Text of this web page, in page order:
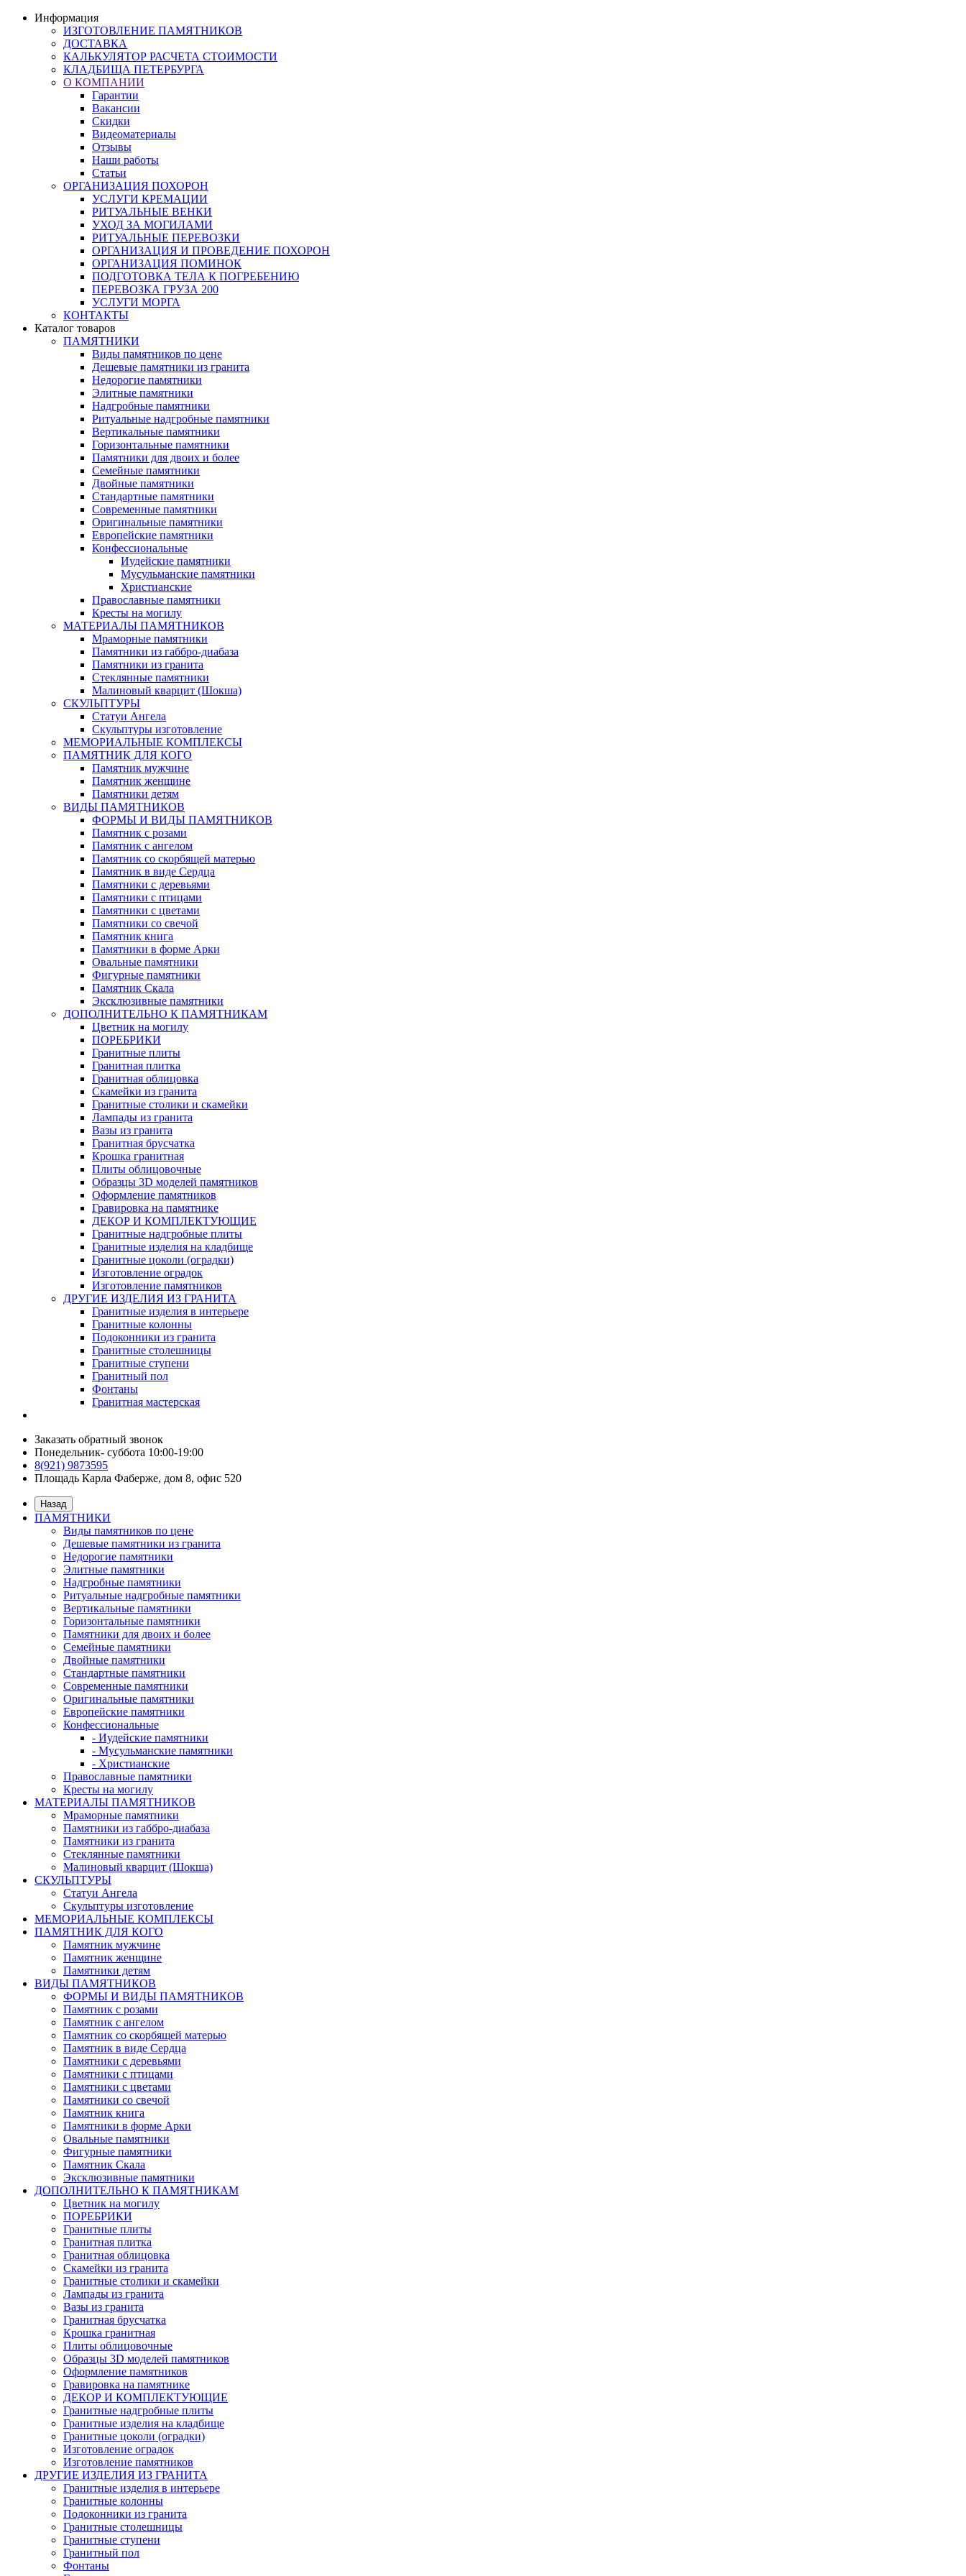
Информация
ИЗГОТОВЛЕНИЕ ПАМЯТНИКОВ
ДОСТАВКА
КАЛЬКУЛЯТОР РАСЧЕТА СТОИМОСТИ
КЛАДБИЩА ПЕТЕРБУРГА
О КОМПАНИИ
Гарантии
Вакансии
Скидки
Видеоматериалы
Отзывы
Наши работы
Статьи
ОРГАНИЗАЦИЯ ПОХОРОН
УСЛУГИ КРЕМАЦИИ
РИТУАЛЬНЫЕ ВЕНКИ
УХОД ЗА МОГИЛАМИ
РИТУАЛЬНЫЕ ПЕРЕВОЗКИ
ОРГАНИЗАЦИЯ И ПРОВЕДЕНИЕ ПОХОРОН
ОРГАНИЗАЦИЯ ПОМИНОК
ПОДГОТОВКА ТЕЛА К ПОГРЕБЕНИЮ
ПЕРЕВОЗКА ГРУЗА 200
УСЛУГИ МОРГА
КОНТАКТЫ
Каталог товаров
ПАМЯТНИКИ
Виды памятников по цене
Дешевые памятники из гранита
Недорогие памятники
Элитные памятники
Надгробные памятники
Ритуальные надгробные памятники
Вертикальные памятники
Горизонтальные памятники
Памятники для двоих и более
Семейные памятники
Двойные памятники
Стандартные памятники
Современные памятники
Оригинальные памятники
Европейские памятники
Конфессиональные
Иудейские памятники
Мусульманские памятники
Христианские
Православные памятники
Кресты на могилу
МАТЕРИАЛЫ ПАМЯТНИКОВ
Мраморные памятники
Памятники из габбро-диабаза
Памятники из гранита
Стеклянные памятники
Малиновый кварцит (Шокша)
СКУЛЬПТУРЫ
Статуи Ангела
Скульптуры изготовление
МЕМОРИАЛЬНЫЕ КОМПЛЕКСЫ
ПАМЯТНИК ДЛЯ КОГО
Памятник мужчине
Памятник женщине
Памятники детям
ВИДЫ ПАМЯТНИКОВ
ФОРМЫ И ВИДЫ ПАМЯТНИКОВ
Памятник с розами
Памятник с ангелом
Памятник со скорбящей матерью
Памятник в виде Сердца
Памятники с деревьями
Памятники с птицами
Памятники с цветами
Памятники со свечой
Памятник книга
Памятники в форме Арки
Овальные памятники
Фигурные памятники
Памятник Скала
Эксклюзивные памятники
ДОПОЛНИТЕЛЬНО К ПАМЯТНИКАМ
Цветник на могилу
ПОРЕБРИКИ
Гранитные плиты
Гранитная плитка
Гранитная облицовка
Скамейки из гранита
Гранитные столики и скамейки
Лампады из гранита
Вазы из гранита
Гранитная брусчатка
Крошка гранитная
Плиты облицовочные
Образцы 3D моделей памятников
Оформление памятников
Гравировка на памятнике
ДЕКОР И КОМПЛЕКТУЮЩИЕ
Гранитные надгробные плиты
Гранитные изделия на кладбище
Гранитные цоколи (оградки)
Изготовление оградок
Изготовление памятников
ДРУГИЕ ИЗДЕЛИЯ ИЗ ГРАНИТА
Гранитные изделия в интерьере
Гранитные колонны
Подоконники из гранита
Гранитные столешницы
Гранитные ступени
Гранитный пол
Фонтаны
Гранитная мастерская
Заказать обратный звонок
Понедельник- суббота 10:00-19:00
8(921) 9873595
Площадь Карла Фаберже, дом 8, офис 520
Назад
ПАМЯТНИКИ
Виды памятников по цене
Дешевые памятники из гранита
Недорогие памятники
Элитные памятники
Надгробные памятники
Ритуальные надгробные памятники
Вертикальные памятники
Горизонтальные памятники
Памятники для двоих и более
Семейные памятники
Двойные памятники
Стандартные памятники
Современные памятники
Оригинальные памятники
Европейские памятники
Конфессиональные
- Иудейские памятники
- Мусульманские памятники
- Христианские
Православные памятники
Кресты на могилу
МАТЕРИАЛЫ ПАМЯТНИКОВ
Мраморные памятники
Памятники из габбро-диабаза
Памятники из гранита
Стеклянные памятники
Малиновый кварцит (Шокша)
СКУЛЬПТУРЫ
Статуи Ангела
Скульптуры изготовление
МЕМОРИАЛЬНЫЕ КОМПЛЕКСЫ
ПАМЯТНИК ДЛЯ КОГО
Памятник мужчине
Памятник женщине
Памятники детям
ВИДЫ ПАМЯТНИКОВ
ФОРМЫ И ВИДЫ ПАМЯТНИКОВ
Памятник с розами
Памятник с ангелом
Памятник со скорбящей матерью
Памятник в виде Сердца
Памятники с деревьями
Памятники с птицами
Памятники с цветами
Памятники со свечой
Памятник книга
Памятники в форме Арки
Овальные памятники
Фигурные памятники
Памятник Скала
Эксклюзивные памятники
ДОПОЛНИТЕЛЬНО К ПАМЯТНИКАМ
Цветник на могилу
ПОРЕБРИКИ
Гранитные плиты
Гранитная плитка
Гранитная облицовка
Скамейки из гранита
Гранитные столики и скамейки
Лампады из гранита
Вазы из гранита
Гранитная брусчатка
Крошка гранитная
Плиты облицовочные
Образцы 3D моделей памятников
Оформление памятников
Гравировка на памятнике
ДЕКОР И КОМПЛЕКТУЮЩИЕ
Гранитные надгробные плиты
Гранитные изделия на кладбище
Гранитные цоколи (оградки)
Изготовление оградок
Изготовление памятников
ДРУГИЕ ИЗДЕЛИЯ ИЗ ГРАНИТА
Гранитные изделия в интерьере
Гранитные колонны
Подоконники из гранита
Гранитные столешницы
Гранитные ступени
Гранитный пол
Фонтаны